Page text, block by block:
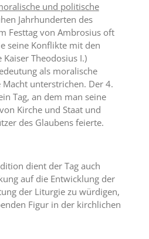
und politische
Jahrhunderten des
Festtag von Ambrosius oft
seine Konflikte mit den
Theodosius I.)
als moralische
unterstrichen. Der 4.
Tag, an dem man seine
Kirche und Staat und
des Glaubens feierte.
dient der Tag auch
auf die Entwicklung der
der Liturgie zu würdigen,
Figur in der kirchlichen